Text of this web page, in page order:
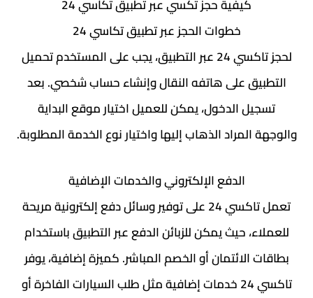
كيفية حجز تكسي عبر تطبيق تكاسي 24
خطوات الحجز عبر تطبيق تكاسي 24
لحجز تاكسي 24 عبر التطبيق، يجب على المستخدم تحميل
التطبيق على هاتفه النقال وإنشاء حساب شخصي. بعد
تسجيل الدخول، يمكن للعميل اختيار موقع البداية
والوجهة المراد الذهاب إليها واختيار نوع الخدمة المطلوبة.
الدفع الإلكتروني والخدمات الإضافية
تعمل تاكسي 24 على توفير وسائل دفع إلكترونية مريحة
للعملاء، حيث يمكن للزبائن الدفع عبر التطبيق باستخدام
بطاقات الائتمان أو الخصم المباشر. كميزة إضافية، يوفر
تاكسي 24 خدمات إضافية مثل طلب السيارات الفاخرة أو